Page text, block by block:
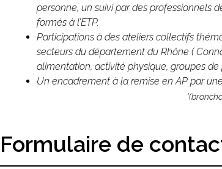
personne, un suivi par des professionnels
formés à l’ETP.
Participations à des ateliers collectifs
secteurs du département du Rhône (
alimentation, activité physique, groupes de
Un encadrement à la remise en AP par une
Formulaire de